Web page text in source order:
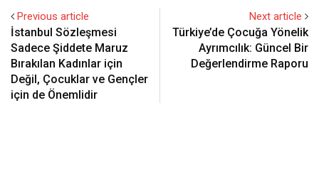
Previous article
İstanbul Sözleşmesi
Sadece Şiddete Maruz
Bırakılan Kadınlar için
Değil, Çocuklar ve Gençler
için de Önemlidir
Next article
Türkiye’de Çocuğa Yönelik
Ayrımcılık: Güncel Bir
Değerlendirme Raporu